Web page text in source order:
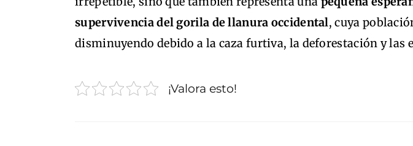
supervivencia del gorila de llanura occidental, cuya
disminuyendo debido a la caza furtiva, la deforestación y las
¡Valora esto!